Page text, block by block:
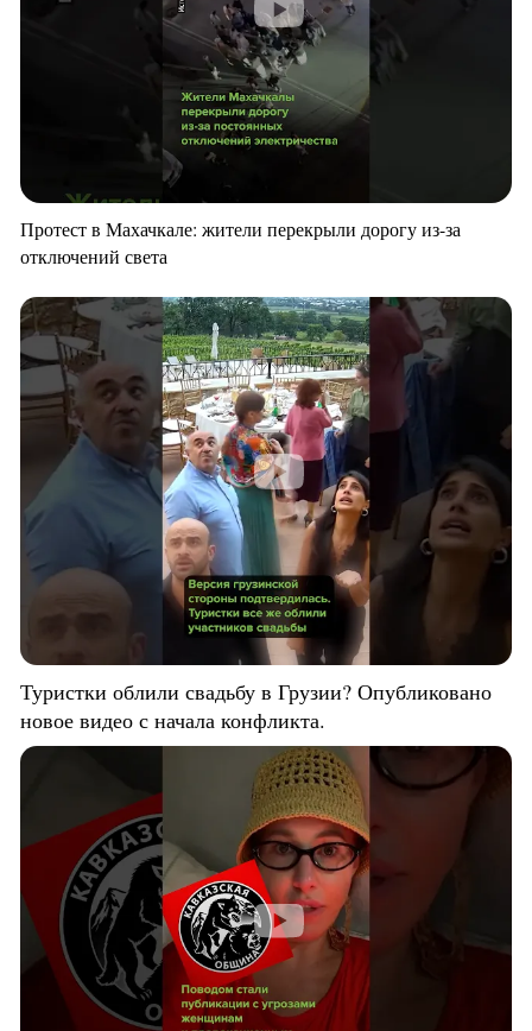
Протест в Махачкале: жители перекрыли дорогу из-за
отключений света
Туристки облили свадьбу в Грузии? Опубликовано
новое видео с начала конфликта.